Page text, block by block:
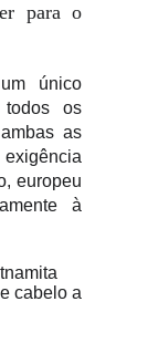
para o
único
os
as
europeu
à